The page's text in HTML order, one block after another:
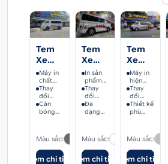
Tem
Xe
Toyota
Hiace
-
TYI004
Máy in
chất
lượng
cao, độ
phân
giải sắc
Thay
đổi
màu
sắc, chi
theo sở
thích
Cán
bóng
tùy sở
thích,
nhiều
lựa
Màu sắc:
Xem chi tiết
Tem
Xe
Toyota
Hiace
-
TYI002
In sản
phẩm
chất
lượng
cao
bằng
phân
giải
cao
Thay
đổi
màu
sắc, chi
theo ý
khách
hàng
Đa
dạng
phù
hợp
nhiều
dòng
Màu sắc:
Xem chi tiết
Tem
Xe
Toyota
Hiace
-
TYI003
Máy in
hiện
đại, độ
phân
giải
cao
nét
Thay
đổi
màu
sắc, chi
theo sở
thích
Thiết kế
phù
dòng
xe trên
thị
trường
Màu sắc:
Xem chi tiết